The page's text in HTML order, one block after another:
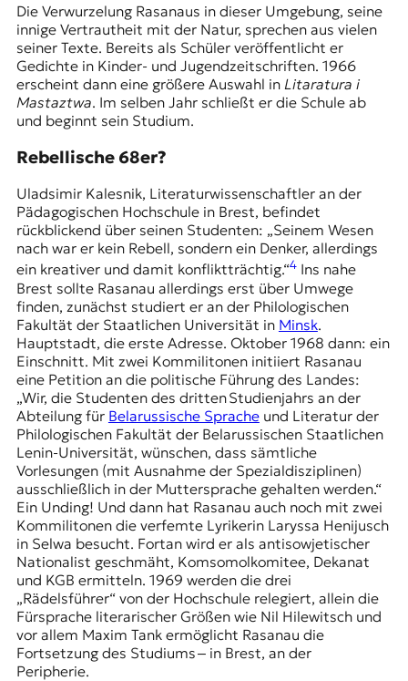
Die Verwurzelung Rasanaus in dieser Umgebung, seine
innige Vertrautheit mit der Natur, sprechen aus vielen
seiner Texte. Bereits als Schüler veröffentlicht er
Gedichte in Kinder- und Jugendzeitschriften. 1966
erscheint dann eine größere Auswahl in Litaratura i
Mastaztwa. Im selben Jahr schließt er die Schule ab
und beginnt sein Studium.
Rebellische 68er?
Uladsimir Kalesnik, Literaturwissenschaftler an der
Pädagogischen Hochschule in Brest, befindet
rückblickend über seinen Studenten: „Seinem Wesen
nach war er kein Rebell, sondern ein Denker, allerdings
ein kreativer und damit konfliktträchtig.“4Ins nahe
Brest sollte Rasanau allerdings erst über Umwege
finden, zunächst studiert er an der Philologischen
Fakultät der Staatlichen Universität in Minsk.
Hauptstadt, die erste Adresse. Oktober 1968 dann: ein
Einschnitt. Mit zwei Kommilitonen initiiert Rasanau
eine Petition an die politische Führung des Landes:
„Wir, die Studenten des dritten Studienjahrs an der
Abteilung für Belarussische Spracheund Literatur der
Philologischen Fakultät der Belarussischen Staatlichen
Lenin-Universität, wünschen, dass sämtliche
Vorlesungen (mit Ausnahme der Spezialdisziplinen)
ausschließlich in der Muttersprache gehalten werden.“
Ein Unding! Und dann hat Rasanau auch noch mit zwei
Kommilitonen die verfemte Lyrikerin Laryssa Henijusch
in Selwa besucht. Fortan wird er als antisowjetischer
Nationalist geschmäht, Komsomolkomitee, Dekanat
und KGB ermitteln. 1969 werden die drei
„Rädelsführer“ von der Hochschule relegiert, allein die
Fürsprache literarischer Größen wie Nil Hilewitschund
vor allem Maxim Tankermöglicht Rasanau die
Fortsetzung des Studiums ‒ in Brest, an der
Peripherie.